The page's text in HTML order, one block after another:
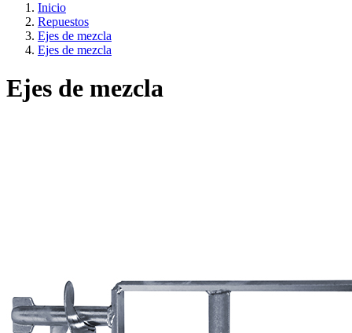
Inicio
Repuestos
Ejes de mezcla
Ejes de mezcla
Ejes de mezcla